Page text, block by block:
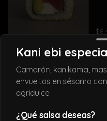
en
Kani ebi
Camarón, kanikama,
envueltos en sésamo
agridulce
¿Qué salsa deseas?